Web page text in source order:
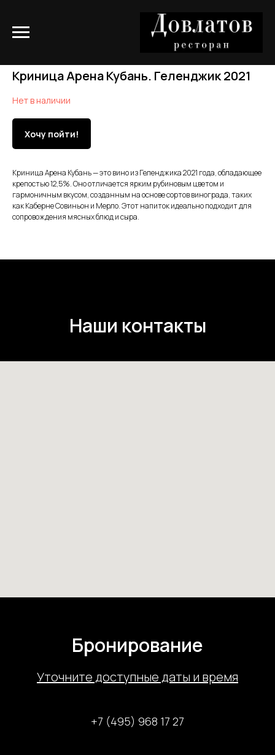
Криница Арена Кубань. Геленджик 2021
Нет в наличии
Хочу пойти!
Криница Арена Кубань — это вино из Геленджика 2021 года, обладающее
крепостью 12,5%. Оно отличается ярким рубиновым цветом и
гармоничным вкусом, созданным на основе сортов винограда, таких
как Каберне Совиньон и Мерло. Этот напиток идеально подходит для
сопровождения мясных блюд и сыра.
Наши контакты
Бронирование
Уточните доступные даты и время
+7 (495) 968 17 27